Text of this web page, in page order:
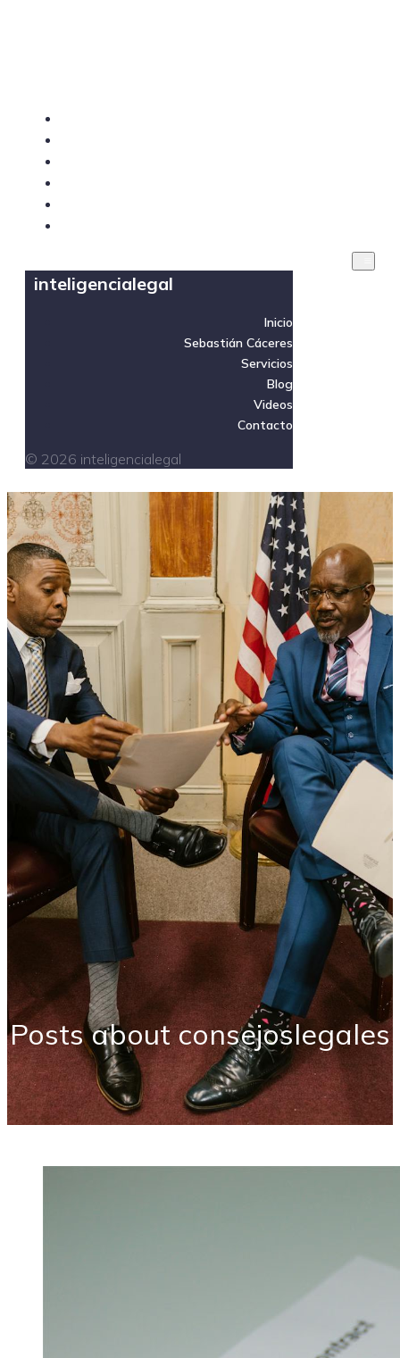
inteligencialegal
Inicio
Sebastián Cáceres
Servicios
Blog
Videos
Contacto
© 2026 inteligencialegal
Posts about consejoslegales